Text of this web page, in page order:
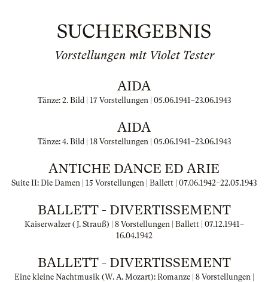
SUCHERGEBNIS
Vorstellungen mit Violet Tester
AIDA
Tänze: 2. Bild | 17 Vorstellungen | 05.06.1941–23.06.1943
AIDA
Tänze: 4. Bild | 18 Vorstellungen | 05.06.1941–23.06.1943
ANTICHE DANCE ED ARIE
Suite II: Die Damen | 15 Vorstellungen | Ballett | 07.06.1942–22.05.1943
BALLETT - DIVERTISSEMENT
Kaiserwalzer (J. Strauß) | 8 Vorstellungen | Ballett | 07.12.1941–
16.04.1942
BALLETT - DIVERTISSEMENT
Eine kleine Nachtmusik (W. A. Mozart): Romanze | 8 Vorstellungen |